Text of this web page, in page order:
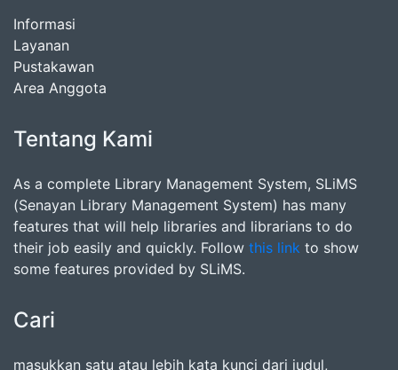
Informasi
Layanan
Pustakawan
Area Anggota
Tentang Kami
As a complete Library Management System, SLiMS
(Senayan Library Management System) has many
features that will help libraries and librarians to do
their job easily and quickly. Follow this link to show
some features provided by SLiMS.
Cari
masukkan satu atau lebih kata kunci dari judul,